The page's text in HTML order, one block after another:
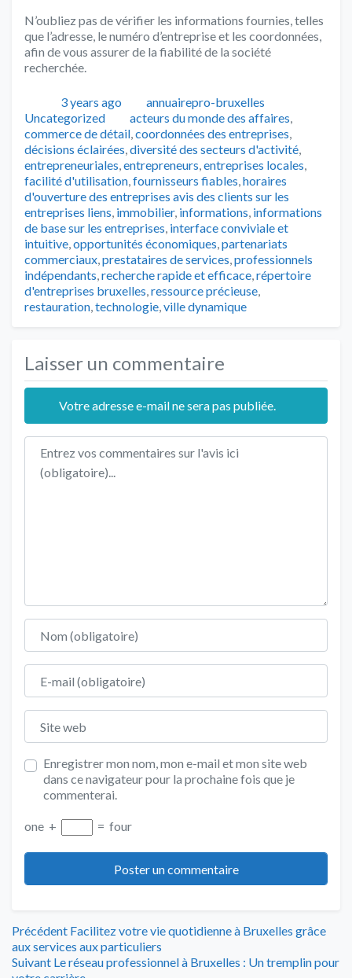
N’oubliez pas de vérifier les informations fournies, telles
que l’adresse, le numéro d’entreprise et les coordonnées,
afin de vous assurer de la fiabilité de la société
recherchée.
Publié3 years ago Auteur
annuairepro-bruxelles
Uncategorized
Tags
acteurs du monde des affaires,
commerce de détail,coordonnées des entreprises,
décisions éclairées,diversité des secteurs d'activité,
entrepreneuriales,entrepreneurs,entreprises locales,
facilité d'utilisation,fournisseurs fiables,horaires
d'ouverture des entreprises avis des clients sur les
entreprises liens, immobilier, informations, informations
de base sur les entreprises, interface conviviale et
intuitive,opportunités économiques,partenariats
commerciaux,prestataires de services,professionnels
indépendants,recherche rapide et efficace,répertoire
d'entreprises bruxelles,ressource précieuse,
restauration,technologie,ville dynamique
Laisser un commentaire
Votre adresse e-mail ne sera pas publiée.
Texte de l'avis
Nom
E-mail
Site web
Enregistrer mon nom, mon e-mail et mon site web
dans ce navigateur pour la prochaine fois que je
commenterai.
one + = four
Navigation
de
Précédent Article
précédent
:
Facilitez votre vie quotidienne à Bruxelles grâce
aux services aux particuliers
Suivant Article
Le réseau professionnel à Bruxelles : Un tremplin pour